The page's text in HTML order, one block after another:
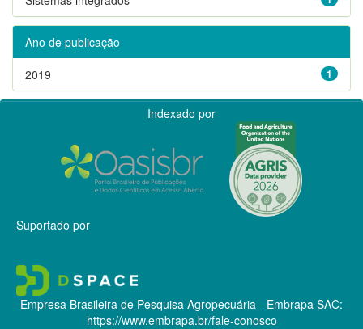
Ano de publicação
1
2019
Indexado por
Suportado por
Empresa Brasileira de Pesquisa Agropecuária - Embrapa SAC:
https://www.embrapa.br/fale-conosco